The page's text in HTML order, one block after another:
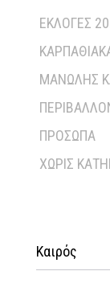
ΕΚΛΟΓΈΣ
ΜΑΝΏΛΗΣ
ΠΡΌΣΩΠΑ
ΧΩΡΊΣ
Καιρός